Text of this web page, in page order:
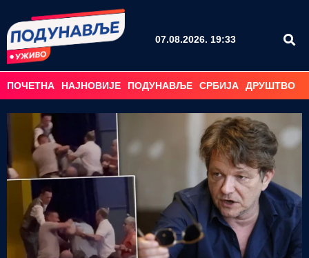
07.08.2026. 19:33
ПОЧЕТНА НАЈНОВИЈЕ ПОДУНАВЉЕ СРБИЈА ДРУШТВО